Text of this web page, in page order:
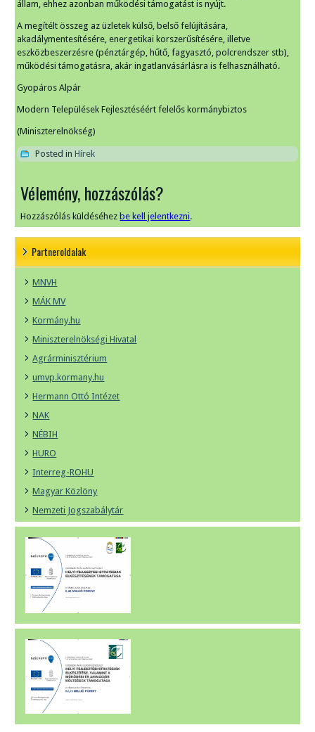
állam, ehhez azonban működési támogatást is nyújt.
A megítélt összeg az üzletek külső, belső felújítására,
akadálymentesítésére, energetikai korszerűsítésére, illetve
eszközbeszerzésre (pénztárgép, hűtő, fagyasztó, polcrendszer stb),
működési támogatásra, akár ingatlanvásárlásra is felhasználható.
Gyopáros Alpár
Modern Települések Fejlesztéséért felelős kormánybiztos
(Miniszterelnökség)
Posted in Hírek
Vélemény, hozzászólás?
Hozzászólás küldéséhez be kell jelentkezni.
Partneroldalak
MNVH
MÁK MV
Kormány.hu
Miniszterelnökségi Hivatal
Agrárminisztérium
umvp.kormany.hu
Hermann Ottó Intézet
NAK
NÉBIH
HURO
Interreg-ROHU
Magyar Közlöny
Nemzeti Jogszabálytár